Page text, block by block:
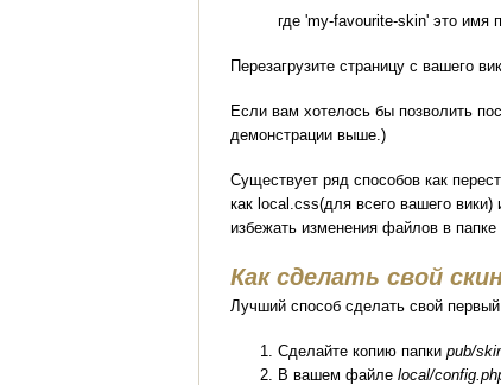
где 'my-favourite-skin' это имя
Перезагрузите страницу с вашего
Если вам хотелось бы позволить
демонстрации выше.)
Существует ряд способов как
как local.css(для всего вашего
избежать изменения файлов в
Как сделать свой
Лучший способ сделать свой
Сделайте копию папкиpub/
В вашем файлеlocal/